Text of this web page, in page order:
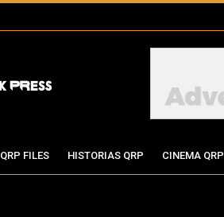
QRP FILES HISTORIAS QRP CINEMA QRP